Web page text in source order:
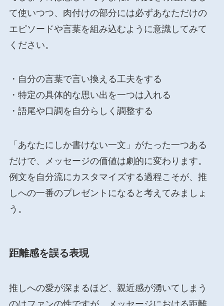
て使いつつ、肉付けの部分には必ずあなただけの
エピソードや言葉を組み込むように意識してみて
ください。
・自分の言葉で言い換える工夫をする
・特定の具体的な思い出を一つは入れる
・語尾や口調を自分らしく調整する
「あなたにしか書けない一文」がたった一つある
だけで、メッセージの価値は劇的に変わります。
例文を自分流にカスタマイズする過程こそが、推
しへの一番のプレゼントになると考えてみましょ
う。
距離感を誤る表現
推しへの愛が深まるほど、親近感が湧いてしまう
のはファンの性ですが、メッセージにおける距離